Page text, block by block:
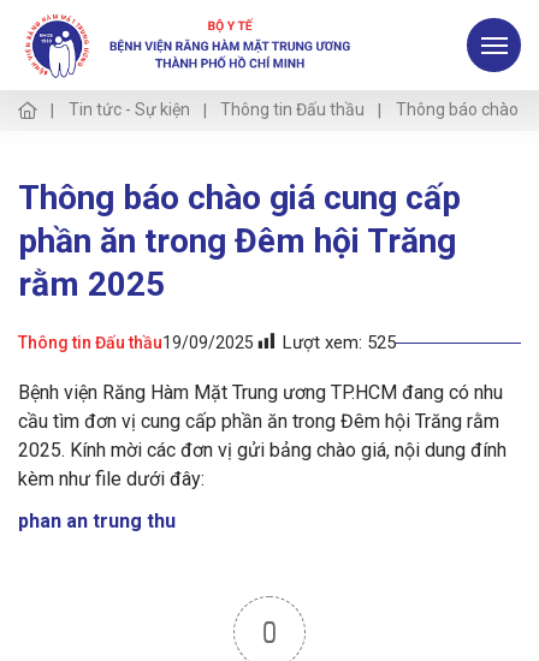
Tin tức - Sự kiện Thông tin Đấu thầu Thông báo chào
Thông báo chào giá cung cấp
phần ăn trong Đêm hội Trăng
rằm 2025
Thông tin Đấu thầu19/09/2025 Lượt xem: 525
Bệnh viện Răng Hàm Mặt Trung ương TP.HCM đang có nhu
cầu tìm đơn vị cung cấp phần ăn trong Đêm hội Trăng rằm
2025. Kính mời các đơn vị gửi bảng chào giá, nội dung đính
kèm như file dưới đây:
phan an trung thu
0